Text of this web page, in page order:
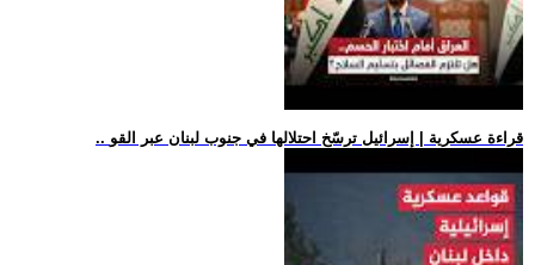
.. قراءة عسكرية | إسرائيل ترسّخ احتلالها في جنوب لبنان عبر القو